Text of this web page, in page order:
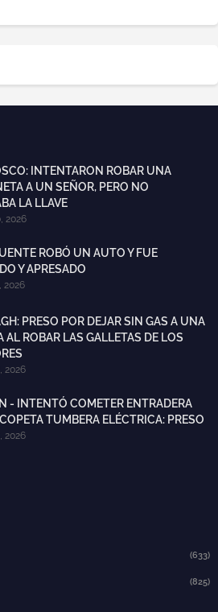
INTENTARON ROBAR UNA
A UN SEÑOR, PERO NO
LA LLAVE
2026
ROBÓ UN AUTO Y FUE
Y APRESADO
2026
PRESO POR DEJAR SIN GAS A UNA
AL ROBAR LAS GALLETAS DE LOS
2026
- INTENTÓ COMETER ENTRADERA
TUMBERA ELÉCTRICA: PRESO
2026
(633)
(825)